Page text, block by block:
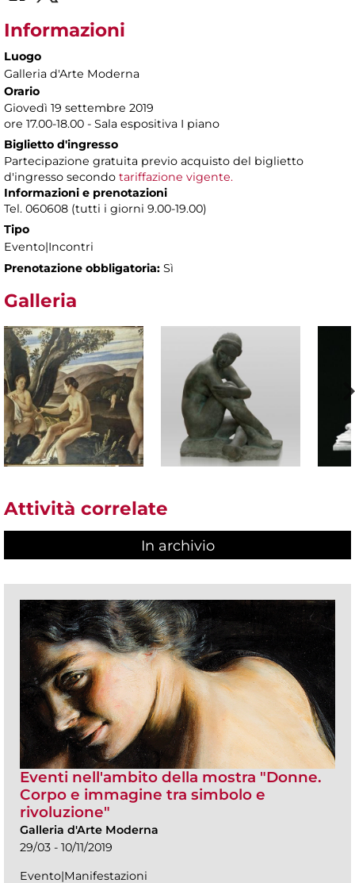
Informazioni
Luogo
Galleria d'Arte Moderna
Orario
Giovedì 19 settembre 2019
ore 17.00-18.00 - Sala espositiva I piano
Biglietto d'ingresso
Partecipazione gratuita previo acquisto del biglietto
d'ingresso secondo tariffazione vigente.
Informazioni e prenotazioni
Tel. 060608 (tutti i giorni 9.00-19.00)
Tipo
Evento|Incontri
Prenotazione obbligatoria: Sì
Galleria
Attività correlate
In archivio
Eventi nell'ambito della mostra "Donne.
Corpo e immagine tra simbolo e
rivoluzione"
Galleria d'Arte Moderna
29/03 - 10/11/2019
Evento|Manifestazioni